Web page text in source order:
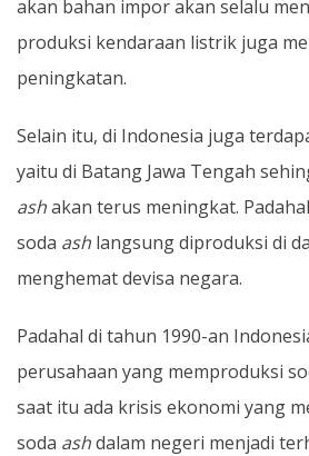
akan bahan impor akan selalu
produksi kendaraan listrik juga
peningkatan.
Selain itu, di Indonesia juga
yaitu di Batang Jawa Tengah
ashakan terus meningkat.
soda ash langsung diproduksi di
menghemat devisa negara.
Padahal di tahun 1990-an
perusahaan yang memproduksi
saat itu ada krisis ekonomi yang
soda ashdalam negeri menjadi